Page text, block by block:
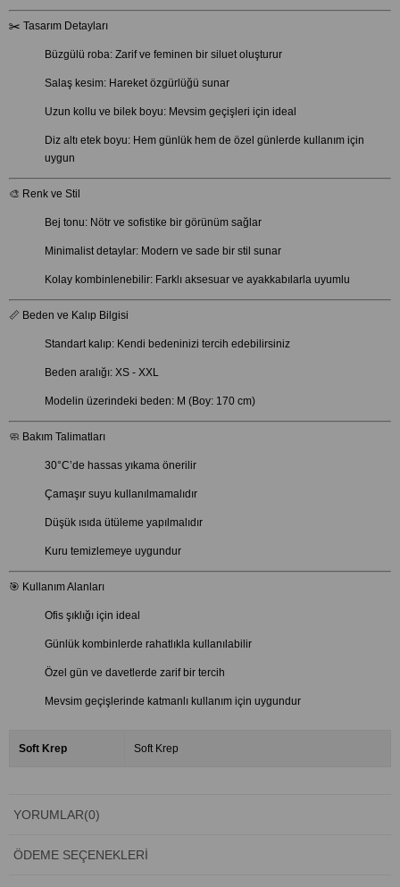
✂️ Tasarım Detayları
Büzgülü roba: Zarif ve feminen bir siluet oluşturur
Salaş kesim: Hareket özgürlüğü sunar
Uzun kollu ve bilek boyu: Mevsim geçişleri için ideal
Diz altı etek boyu: Hem günlük hem de özel günlerde kullanım için
uygun
🎨 Renk ve Stil
Bej tonu: Nötr ve sofistike bir görünüm sağlar
Minimalist detaylar: Modern ve sade bir stil sunar
Kolay kombinlenebilir: Farklı aksesuar ve ayakkabılarla uyumlu
📏 Beden ve Kalıp Bilgisi
Standart kalıp: Kendi bedeninizi tercih edebilirsiniz
Beden aralığı: XS - XXL
Modelin üzerindeki beden: M (Boy: 170 cm)
🧼 Bakım Talimatları
30°C’de hassas yıkama önerilir
Çamaşır suyu kullanılmamalıdır
Düşük ısıda ütüleme yapılmalıdır
Kuru temizlemeye uygundur
🎯 Kullanım Alanları
Ofis şıklığı için ideal
Günlük kombinlerde rahatlıkla kullanılabilir
Özel gün ve davetlerde zarif bir tercih
Mevsim geçişlerinde katmanlı kullanım için uygundur
Soft Krep Soft Krep
YORUMLAR(0)
ÖDEME SEÇENEKLERI